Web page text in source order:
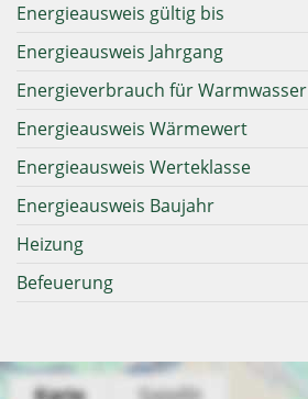
Energieausweis gültig bis
Energieausweis Jahrgang
Energieverbrauch für Warmwasser
Energieausweis Wärmewert
Energieausweis Werteklasse
Energieausweis Baujahr
Heizung
Befeuerung